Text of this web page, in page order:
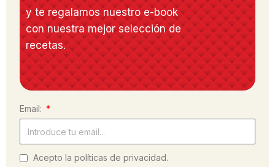
y te regalamos nuestro e-book
con nuestra mejor selección de
recetas.
Email:
Acepto la políticas de privacidad.